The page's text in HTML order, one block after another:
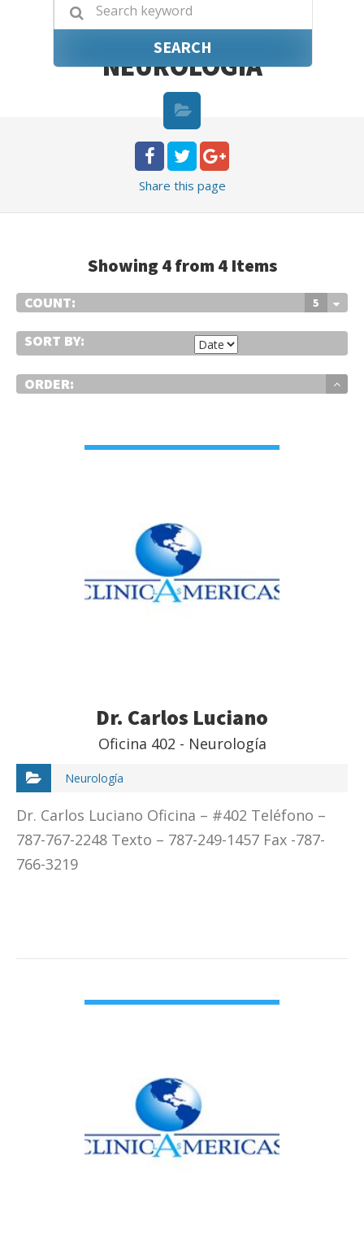
SEARCH
NEUROLOGÍA
Share this page
Showing 4 from 4 Items
COUNT: 5
SORT BY:
ORDER:
Dr. Carlos Luciano
Oficina 402 - Neurología
Neurología
Dr. Carlos Luciano Oficina – #402 Teléfono –
787-767-2248 Texto – 787-249-1457 Fax -787-
766-3219